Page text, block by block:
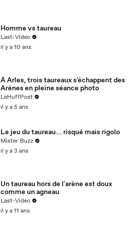
Homme vs taureau
Last-Video
il y a 10 ans
À Arles, trois taureaux s'échappent des
Arènes en pleine séance photo
LeHuffPost
il y a 5 ans
Le jeu du taureau... risqué mais rigolo
Mister Buzz
il y a 3 ans
Un taureau hors de l'arène est doux
comme un agneau
Last-Video
il y a 11 ans